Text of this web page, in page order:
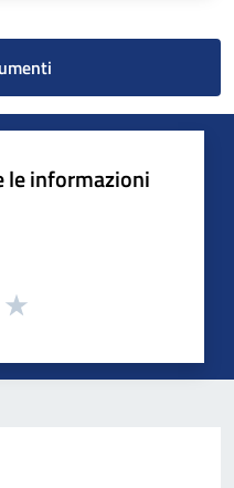
le informazioni